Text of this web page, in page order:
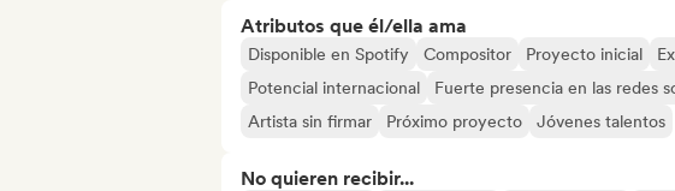
Atributos que él/ella ama
Disponible en Spotify Compositor Proyecto inicial
Potencial internacional
Fuerte presencia en las redes
Artista sin firmar
Próximo proyecto Jóvenes talentos
No quieren recibir...